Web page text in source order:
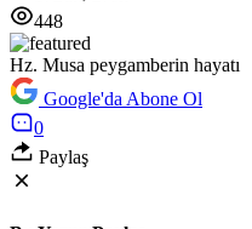
448
Hz. Musa peygamberin hayatı
Google'da Abone Ol
0
Paylaş